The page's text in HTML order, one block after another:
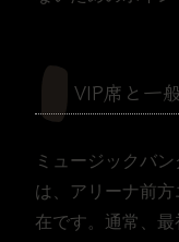
VIP席と一
ミュージックバ
は、アリーナ前
在です。通常、